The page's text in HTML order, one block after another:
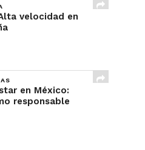
velocidad en
en México:
responsable